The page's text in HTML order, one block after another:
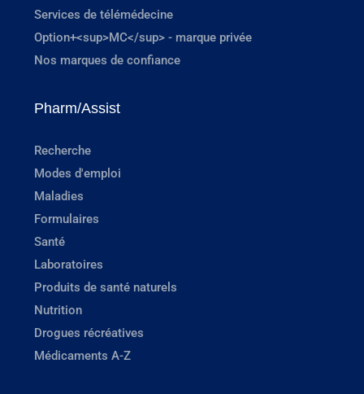
Services de télémédecine
Option+<sup>MC</sup> - marque privée
Nos marques de confiance
Pharm/Assist
Recherche
Modes d'emploi
Maladies
Formulaires
Santé
Laboratoires
Produits de santé naturels
Nutrition
Drogues récréatives
Médicaments A-Z